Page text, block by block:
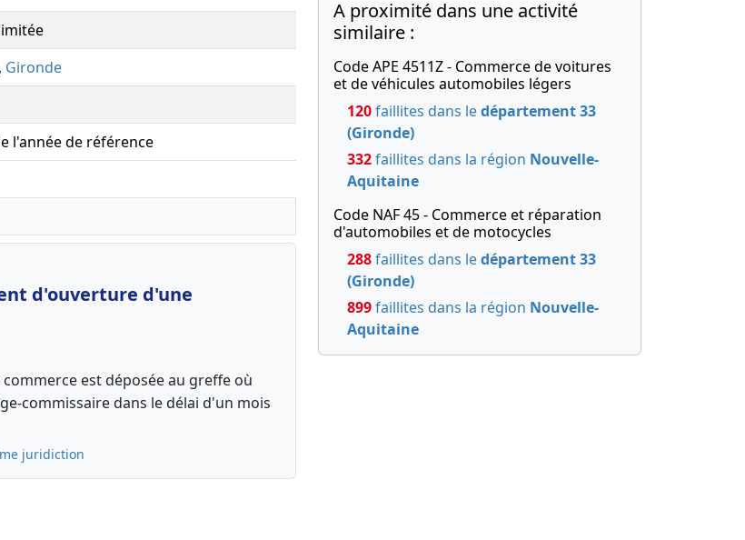
, Gironde
l'année de référence
d'ouverture d'une
est déposée au greffe où
commissaire dans le délai d'un mois
juridiction
A proximité dans une activité
similaire :
Code APE 4511Z - Commerce de voitures
et de véhicules automobiles légers
120faillites dans ledépartement 33
(Gironde)
332faillites dans la région Nouvelle-
Aquitaine
Code NAF 45 - Commerce et réparation
d'automobiles et de motocycles
288faillites dans ledépartement 33
(Gironde)
899faillites dans la région Nouvelle-
Aquitaine